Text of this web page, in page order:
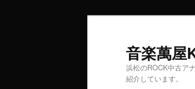
音楽萬屋
浜松のROCK中古ア
紹介しています。